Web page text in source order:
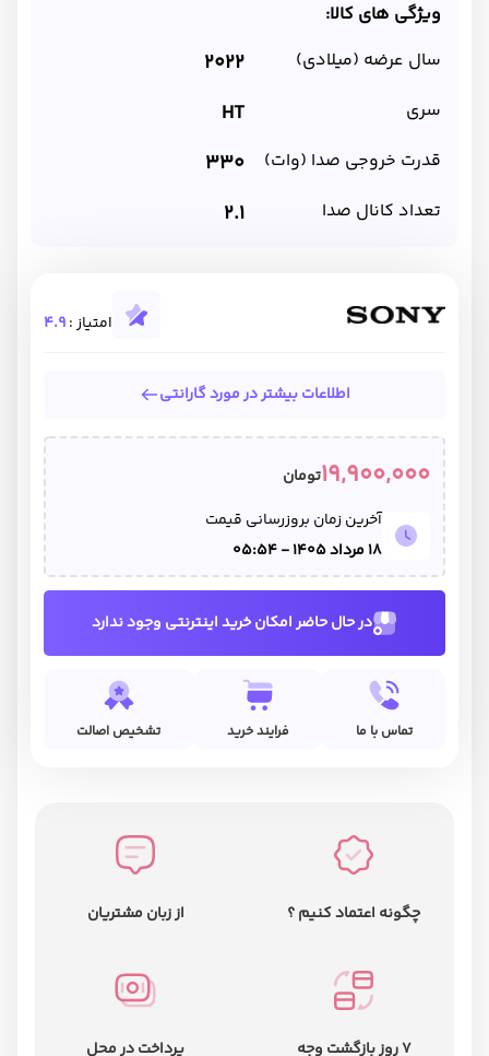
ویژگی های کالا:
سال عرضه (میلادی)
2022
سری HT
قدرت خروجی صدا (وات) 330
تعداد کانال صدا 2.1
امتیاز :4.9
اطلاعات بیشتر در مورد گارانتی
19,900,000تومان
آخرین زمان بروزرسانی قیمت
18 مرداد 1405 - 05:54
در حال حاضر امکان خرید اینترنتی وجود ندارد
تماس با ما فرایند خرید تشخیص اصالت
چگونه اعتماد کنیم ؟ از زبان مشتریان
7 روز بازگشت وجه پرداخت در محل